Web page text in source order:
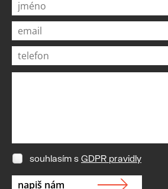
souhlasím s GDPR pravidly